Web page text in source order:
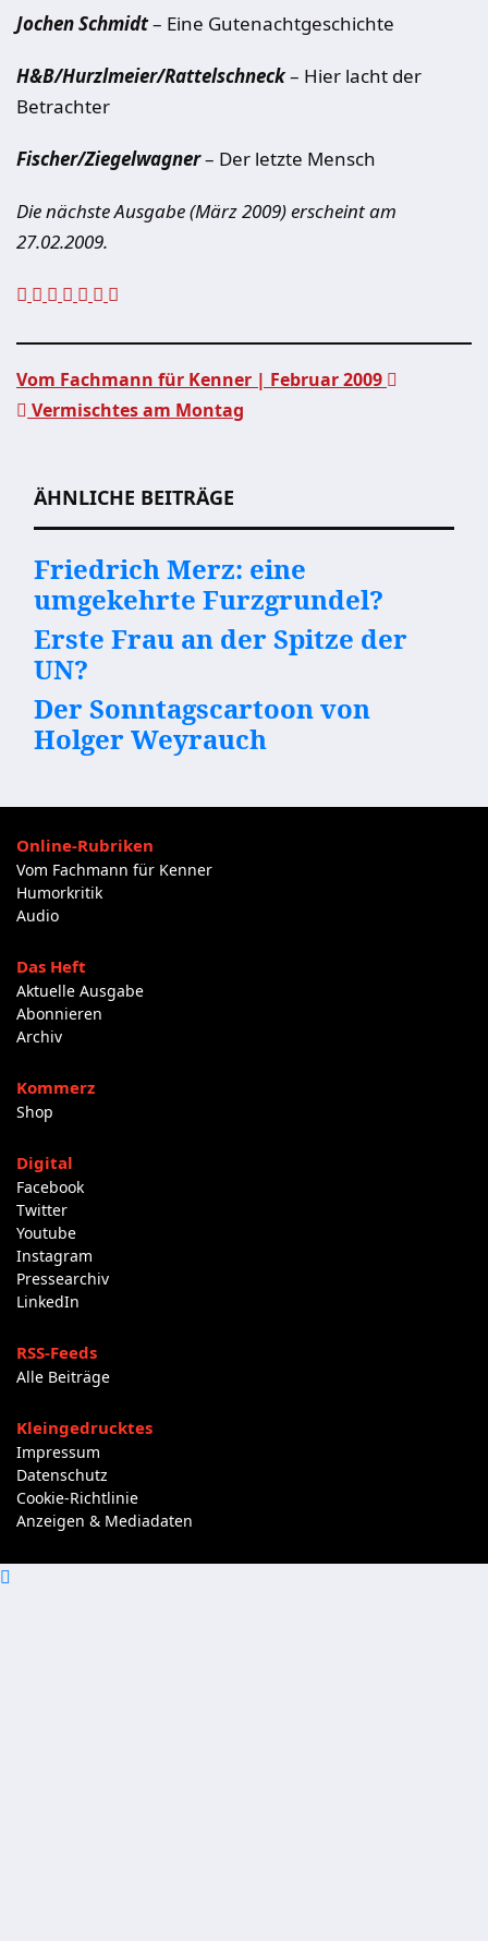
Jochen Schmidt– Eine Gutenachtgeschichte
H&B/Hurzlmeier/Rattelschneck– Hier lacht der
Betrachter
Fischer/Ziegelwagner– Der letzte Mensch
Die nächste Ausgabe (März 2009) erscheint am
27.02.2009.
Vom Fachmann für Kenner | Februar 2009
Vermischtes am Montag
ÄHNLICHE BEITRÄGE
Friedrich Merz: eine
umgekehrte Furzgrundel?
Erste Frau an der Spitze der
UN?
Der Sonntagscartoon von
Holger Weyrauch
Online-Rubriken
Vom Fachmann für Kenner
Humorkritik
Audio
Das Heft
Aktuelle Ausgabe
Abonnieren
Archiv
Kommerz
Shop
Digital
Facebook
Twitter
Youtube
Instagram
Pressearchiv
LinkedIn
RSS-Feeds
Alle Beiträge
Kleingedrucktes
Impressum
Datenschutz
Cookie-Richtlinie
Anzeigen & Mediadaten